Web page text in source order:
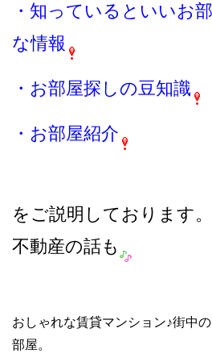
・知っているといいお
な情報
・お部屋探しの豆知識
・お部屋紹介
をご説明しております
不動産の話も
おしゃれな賃貸マンション♪街中
部屋。